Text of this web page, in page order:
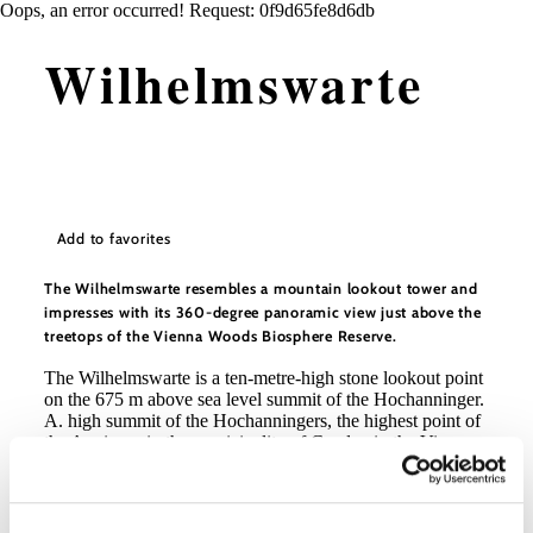
Oops, an error occurred! Request: 0f9d65fe8d6db
Wilhelmswarte
Add to favorites
The Wilhelmswarte resembles a mountain lookout tower and
impresses with its 360-degree panoramic view just above the
treetops of the Vienna Woods Biosphere Reserve.
The Wilhelmswarte is a ten-metre-high stone lookout point
on the 675 m above sea level summit of the Hochanninger.
A. high summit of the Hochanningers, the highest point of
the Anninger in the municipality of Gaaden in the Vienna
The listed building is a geodesic fixed point and was